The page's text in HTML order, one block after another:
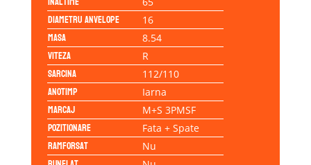
Diametru anvelope 16
Masa 8.54
Viteza R
Sarcina 112/110
Anotimp Iarna
Marcaj M+S 3PMSF
Pozitionare Fata + Spate
Ramforsat Nu